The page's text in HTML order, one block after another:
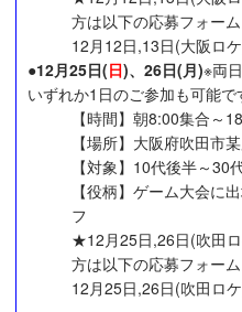
方は以下の応募フォー
12月12日,13日(大阪ロ
●12月25日(日)、26日(月)※両
いずれか1日のご参加も可能で
【時間】朝8:00集合～
【場所】大阪府吹田市
【対象】10代後半～30
【役柄】ゲーム大会に
フ
★12月25日,26日(吹田
方は以下の応募フォー
12月25日,26日(吹田ロ